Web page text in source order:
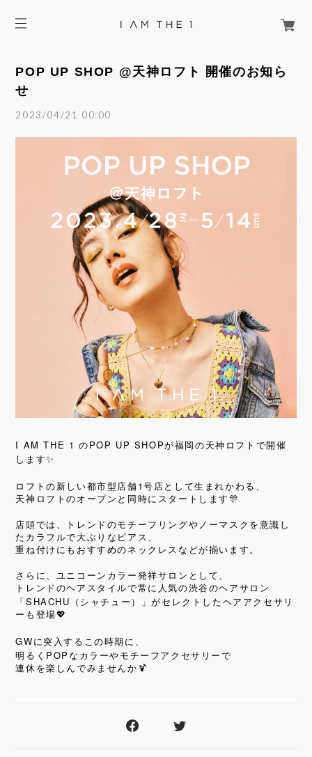
POP UP SHOP @天神ロフト 開催のお知ら
せ
2023/04/21 00:00
I AM THE 1 の POP UP SHOPが福岡の天神ロフトで開催
します✨
ロフトの新しい都市型店舗 1号店として生まれかわる、
天神ロフトのオープンと同時にスタートします 🎊
店頭では、トレンドのモチーフリングやノーマスクを意識し
たカラフルで大ぶりなピアス、
重ね付けにもおすすめのネックレスなどが揃います。
さらに、ユニコーンカラー発祥サロンとして、
トレンドのヘアスタイルで常に人気の渋⾕のヘアサロン
「 SHACHU
（シャチュー）」がセレクトしたヘアアクセサリ
ーも登場💖
GW に突入するこの時期に、
明るく POPなカラーやモチーフアクセサリーで
連休を楽しんでみませんか 🍹